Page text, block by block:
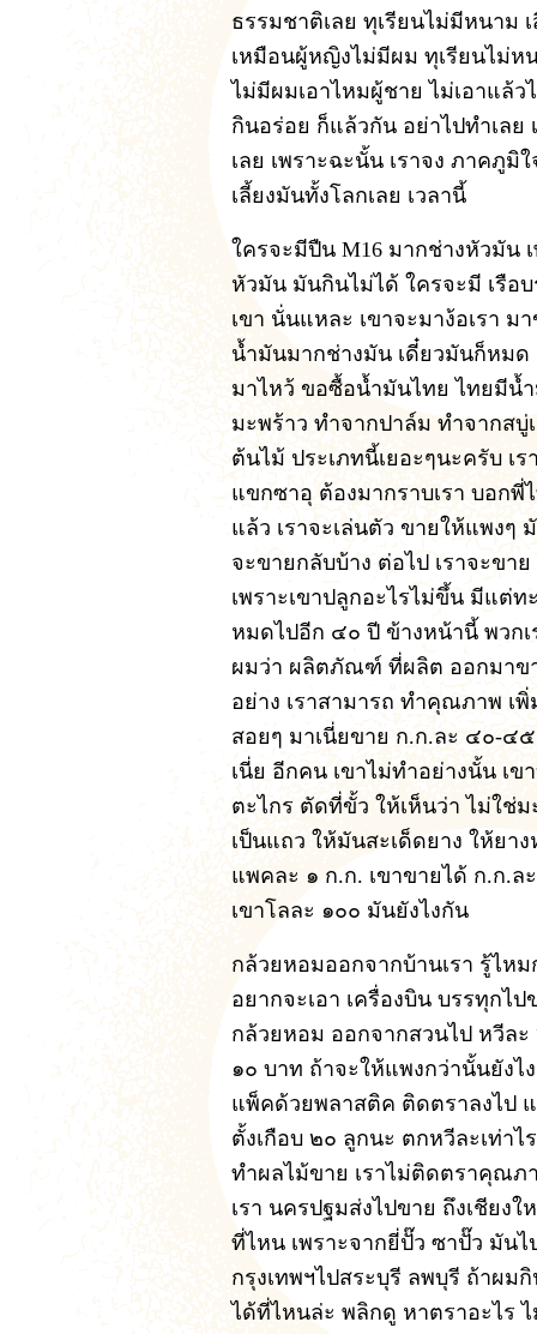
ธรรมชาติเลย ทุเรียนไม่มีหนาม
เหมือนผู้หญิงไม่มีผม ทุเรียนไม่ห
ไม่มีผมเอาไหมผู้ชาย ไม่เอาแล้
กินอร่อย ก็แล้วกัน อย่าไปทำเลย
เลย เพราะฉะนั้น เราจง ภาคภูมิ
เลี้ยงมันทั้งโลกเลย เวลานี้
ใครจะมีปืน M16 มากช่างหัวมัน
หัวมัน มันกินไม่ได้ ใครจะมี เรือ
เขา นั่นแหละ เขาจะมาง้อเรา ม
น้ำมันมากช่างมัน เดี๋ยวมันก็หม
มาไหว้ ขอซื้อน้ำมันไทย ไทยมีน้
มะพร้าว ทำจากปาล์ม ทำจากสบู่
ต้นไม้ ประเภทนี้เยอะๆนะครับ เ
แขกซาอุ ต้องมากราบเรา บอก
แล้ว เราจะเล่นตัว ขายให้แพงๆ
จะขายกลับบ้าง ต่อไป เราจะข
เพราะเขาปลูกอะไรไม่ขึ้น มีแต่
หมดไปอีก ๔๐ ปี ข้างหน้านี้ พวก
ผมว่า ผลิตภัณฑ์ ที่ผลิต ออกมาข
อย่าง เราสามารถ ทำคุณภาพ เพิ่
สอยๆ มาเนี่ยขาย ก.ก.ละ ๔๐-๔
เนี่ย อีกคน เขาไม่ทำอย่างนั้น เ
ตะไกร ตัดที่ขั้ว ให้เห็นว่า ไม่ใช่
เป็นแถว ให้มันสะเด็ดยาง ให้ยา
แพคละ ๑ ก.ก. เขาขายได้ ก.ก.ล
เขาโลละ ๑๐๐ มันยังไงกัน
กล้วยหอมออกจากบ้านเรา รู้ไห
อยากจะเอา เครื่องบิน บรรทุกไ
กล้วยหอม ออกจากสวนไป หวีล
๑๐ บาท ถ้าจะให้แพงกว่านั้นยังไ
แพ็คด้วยพลาสติค ติดตราลงไป
ตั้งเกือบ ๒๐ ลูกนะ ตกหวีละเท่า
ทำผลไม้ขาย เราไม่ติดตราคุณภ
เรา นครปฐมส่งไปขาย ถึงเชียง
ที่ไหน เพราะจากยี่ปั๊ว ซาปั๊ว มันไ
กรุงเทพฯไปสระบุรี ลพบุรี ถ้าผม
ได้ที่ไหนล่ะ พลิกดู หาตราอะไร